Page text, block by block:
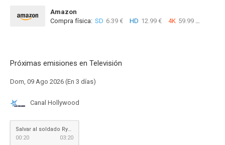
Amazon
Compra física: SD 6.39 € HD 12.99 € 4K 59.99 €
Próximas emisiones en Televisión
Dom, 09 Ago 2026 (En 3 días)
Canal Hollywood
Salvar al soldado Ryan
00:20
03:20